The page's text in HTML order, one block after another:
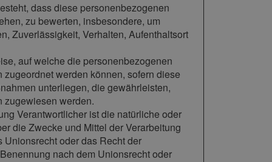
dass diese personenbezogenen
zu bewerten, insbesondere, um
Zuverlässigkeit, Verhalten, Aufenthaltsort
auf welche die personenbezogenen
werden können, sofern diese
unterliegen, die gewährleisten,
zugewiesen werden.
Verantwortlicher ist die natürliche oder
die Zwecke und Mittel der Verarbeitung
oder das Recht der
nach dem Unionsrecht oder